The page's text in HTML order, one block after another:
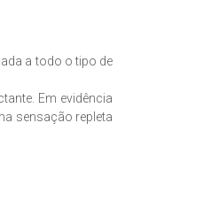
a todo o tipo de
Em evidência
sensação repleta